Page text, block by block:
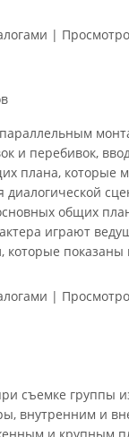
|
и перебивок,
которые
общих
играют
которые
|
съемке группы
внутренним и